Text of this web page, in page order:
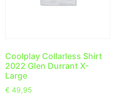
Coolplay Collarless Shirt
2022 Glen Durrant X-
Large
€ 49,95